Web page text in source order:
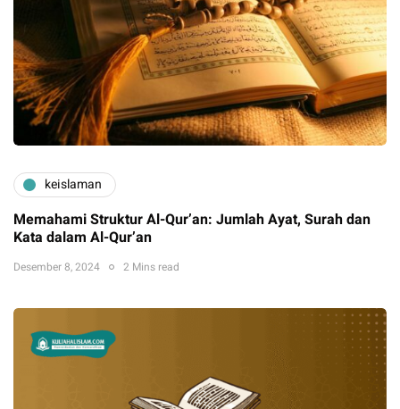
keislaman
Memahami Struktur Al-Qur’an: Jumlah Ayat, Surah dan
Kata dalam Al-Qur’an
Desember 8, 2024 2 Mins read